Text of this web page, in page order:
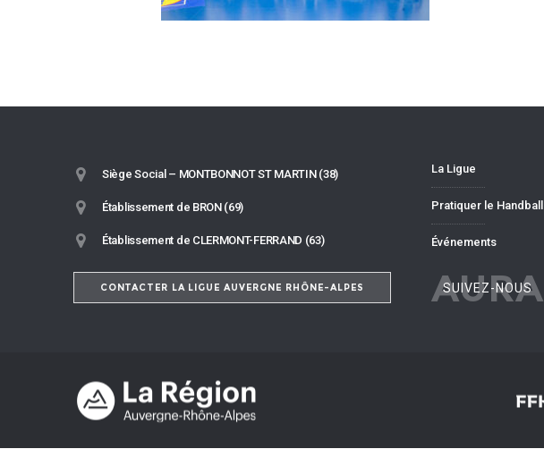
Siège Social – MONTBONNOT ST MARTIN (38)
Établissement de BRON (69)
Établissement de CLERMONT-FERRAND (63)
CONTACTER LA LIGUE AUVERGNE RHÔNE-ALPES
La Ligue
Pratiquer le Handball
Événements
AURA
SUIVEZ-NOUS